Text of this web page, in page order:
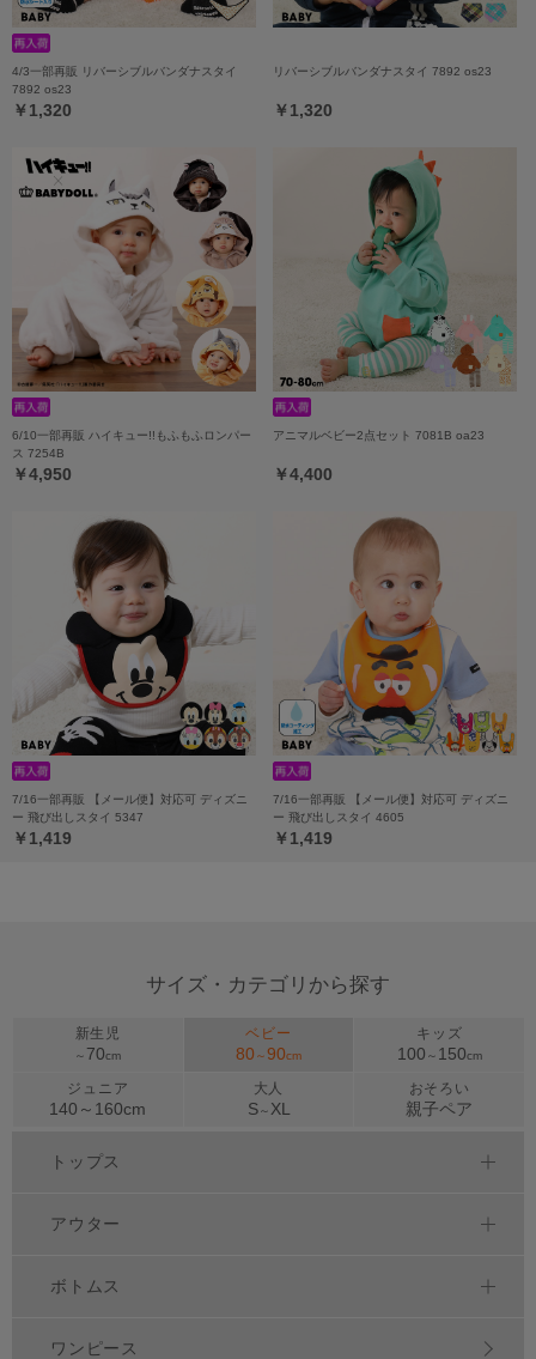
4/3一部再販 リバーシブルバンダナスタイ
7892 os23
￥1,320
リバーシブルバンダナスタイ 7892 os23
￥1,320
6/10一部再販 ハイキュー!!もふもふロンパー
ス 7254B
￥4,950
アニマルベビー2点セット 7081B oa23
￥4,400
7/16一部再販 【メール便】対応可 ディズニ
ー 飛び出しスタイ 5347
￥1,419
7/16一部再販 【メール便】対応可 ディズニ
ー 飛び出しスタイ 4605
￥1,419
サイズ・カテゴリから探す
新生児
～ 70cm
ベビー
80 ～90cm
キッズ
100 ～ 150cm
ジュニア
140～ 160cm
大人
S～ XL
おそろい
親子ペア
トップス
アウター
ボトムス
ワンピース